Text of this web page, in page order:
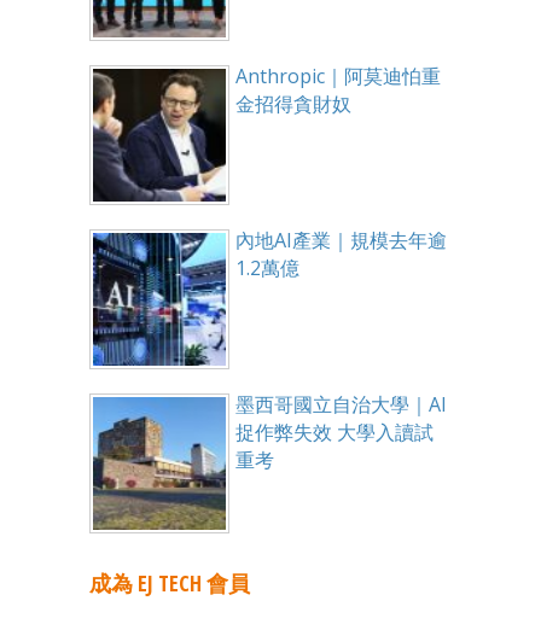
Anthropic｜阿莫迪怕重
金招得貪財奴
內地AI產業｜規模去年逾
1.2萬億
墨西哥國立自治大學｜AI
捉作弊失效 大學入讀試
重考
成為 EJ TECH 會員